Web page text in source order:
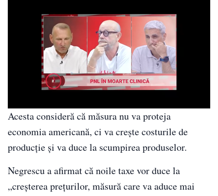
Acesta consideră că măsura nu va proteja
economia americană, ci va crește costurile de
producție și va duce la scumpirea produselor.
Negrescu a afirmat că noile taxe vor duce la
„creșterea prețurilor, măsură care va aduce mai